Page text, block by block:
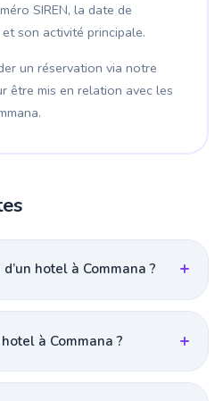
SIREN, la date de
son activité principale.
un réservation via notre
être mis en relation avec les
hotel à Commana ?
à Commana ?